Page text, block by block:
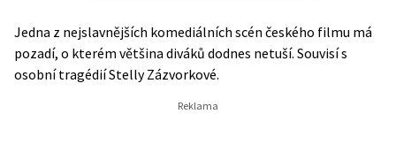
Jedna z nejslavnějších komediálních scén českého filmu má
pozadí, o kterém většina diváků dodnes netuší. Souvisí s
osobní tragédií Stelly Zázvorkové.